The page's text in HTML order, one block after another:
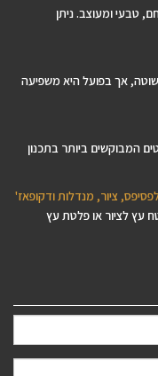
טבעי ומעוצב. ניתן
אך בפועל היא משפיעה
המבוקשים ביותר בתכנון
ציור, מנדלות ודקופאז'
עץ לציור או פלטת עץ